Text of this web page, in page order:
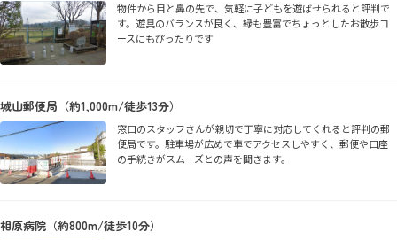
物件から目と鼻の先で、気軽に子どもを遊ばせられると評判で
す。遊具のバランスが良く、緑も豊富でちょっとしたお散歩コ
ースにもぴったりです
城山郵便局（約1,000m/徒歩13分）
窓口のスタッフさんが親切で丁寧に対応してくれると評判の郵
便局です。駐車場が広めで車でアクセスしやすく、郵便や口座
の手続きがスムーズとの声を聞きます。
相原病院（約800m/徒歩10分）